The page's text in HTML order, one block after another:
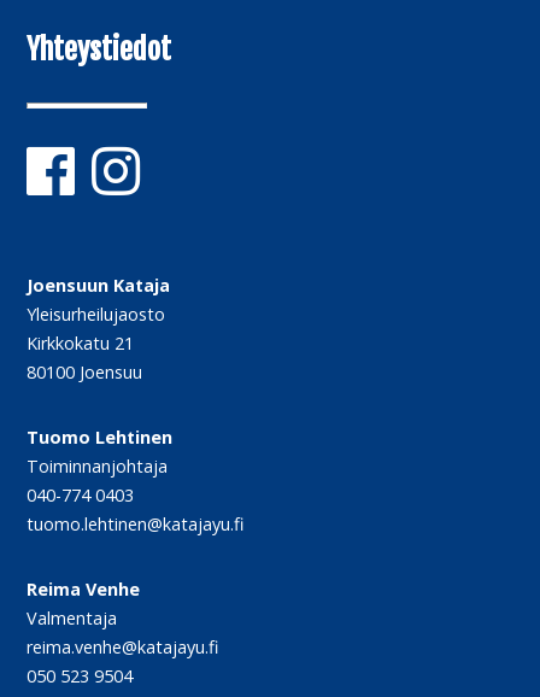
Yhteystiedot
Joensuun Kataja
Yleisurheilujaosto
Kirkkokatu 21
80100 Joensuu
Tuomo Lehtinen
Toiminnanjohtaja
040-774 0403
tuomo.lehtinen@katajayu.fi
Reima Venhe
Valmentaja
reima.venhe@katajayu.fi
050 523 9504